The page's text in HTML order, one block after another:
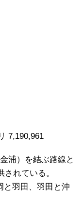
7,190,961
浦）を結ぶ路線と
れている。
と羽田、羽田と沖